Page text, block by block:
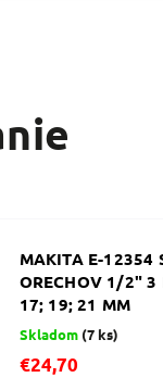
MAKITA E-12354
ORECHOV 1/2" 3
17; 19; 21 MM
Skladom (7 ks)
€24,70